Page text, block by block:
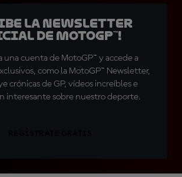
la Newsletter
de MotoGP™!
una cuenta de MotoGP™ y accede a
como la MotoGP™ Newsletter,
crónicas de GP, vídeos increíbles e
interesante sobre nuestro deporte.